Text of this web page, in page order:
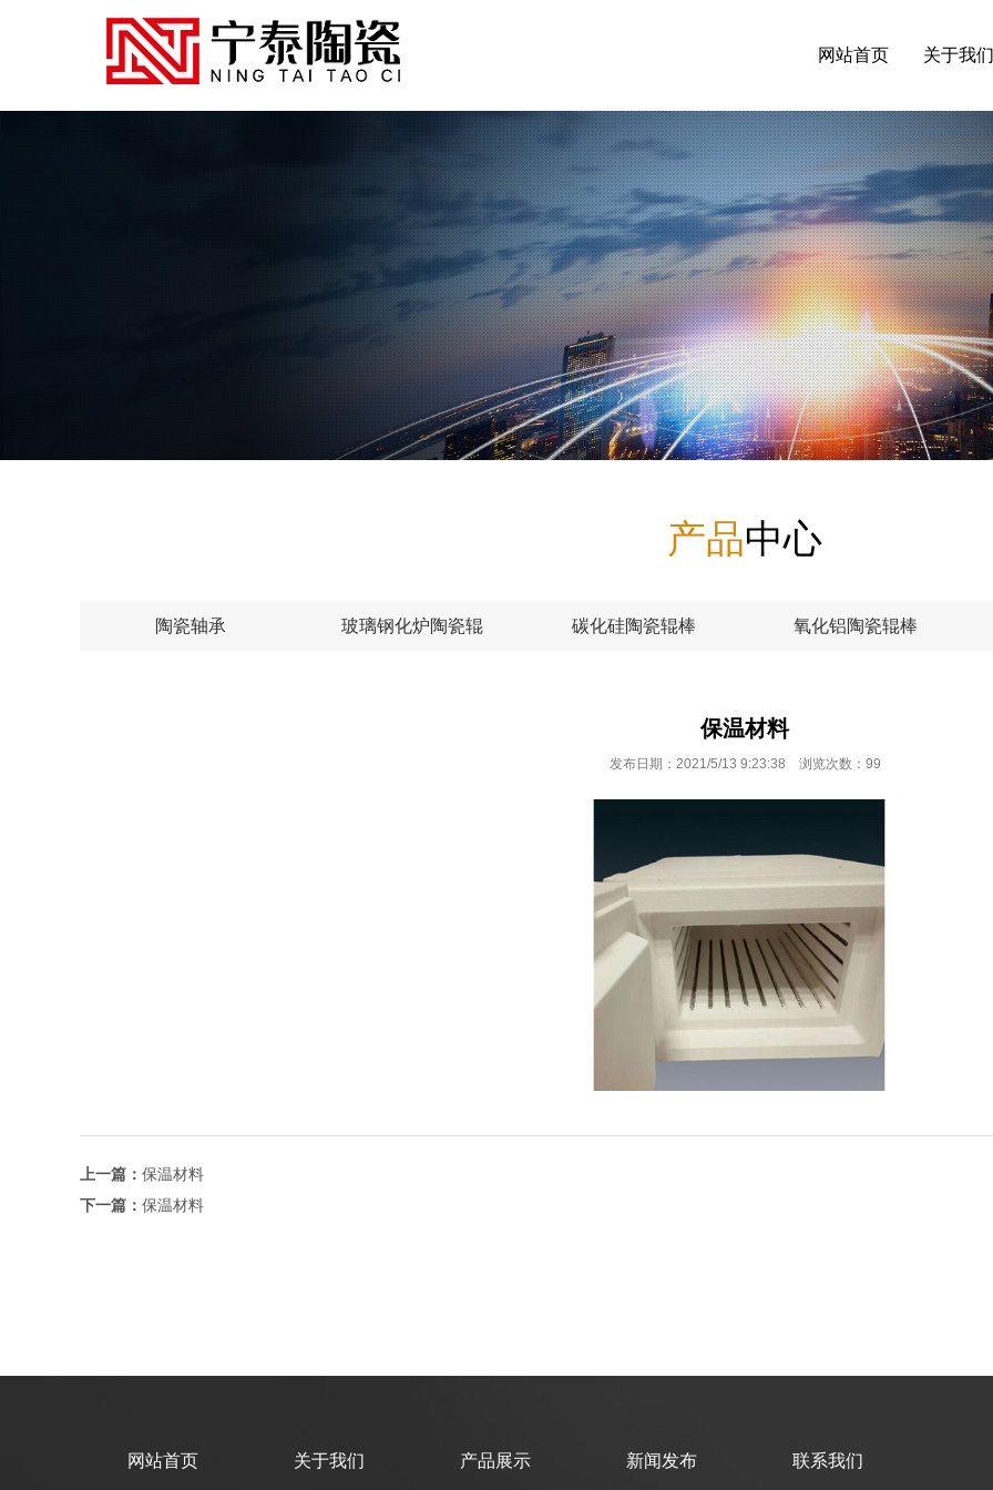
网站首页 关于我们
产品中心
陶瓷轴承 玻璃钢化炉陶瓷辊 碳化硅陶瓷辊棒 氧化铝陶瓷辊棒
保温材料
发布日期：2021/5/13 9:23:38 浏览次数： 99
上一篇： 保温材料
下一篇： 保温材料
网站首页 关于我们 产品展示 新闻发布 联系我们